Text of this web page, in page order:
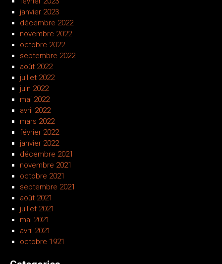
janvier 2023
décembre 2022
novembre 2022
octobre 2022
septembre 2022
août 2022
juillet 2022
juin 2022
mai 2022
avril 2022
mars 2022
février 2022
janvier 2022
décembre 2021
novembre 2021
octobre 2021
septembre 2021
août 2021
juillet 2021
mai 2021
avril 2021
octobre 1921